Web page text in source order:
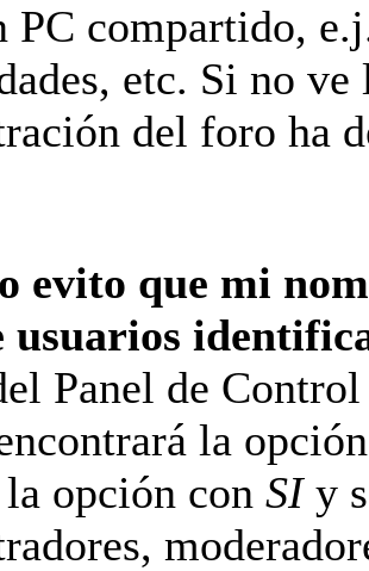
PC compartido,
etc. Si no
del foro ha
evito que mi
usuarios
Panel de
la
opción con SIy